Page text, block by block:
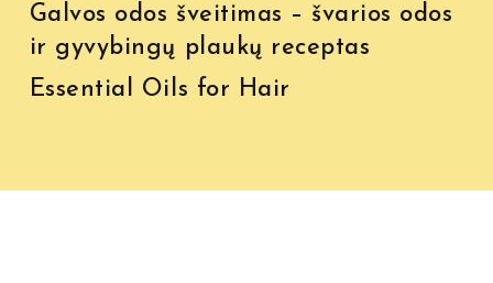
Galvos odos šveitimas – švarios odos
ir gyvybingų plaukų receptas
Essential Oils for Hair